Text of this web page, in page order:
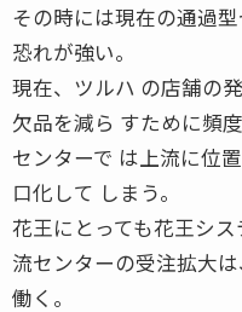
その時には現在の通過
恐れが強い。
現在、ツルハ の店舗の
欠品を減ら すために頻
センターで は上流に位
口化して しまう。
花王にとっても花王シ
流センターの受注拡大
働く。